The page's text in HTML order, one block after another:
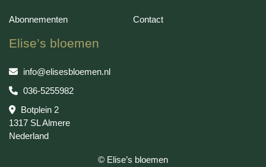
Abonnementen Contact
Elise’s bloemen
info@elisesbloemen.nl
036-5255982
Botplein 2
1317 SL Almere
Nederland
© Elise’s bloemen